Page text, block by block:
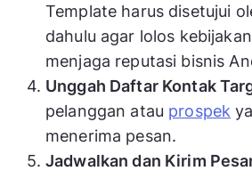
Template harus disetujui
dahulu agar lolos
menjaga reputasi bisnis
Unggah Daftar Kontak
pelanggan atau prospek
menerima pesan.
Jadwalkan dan Kirim